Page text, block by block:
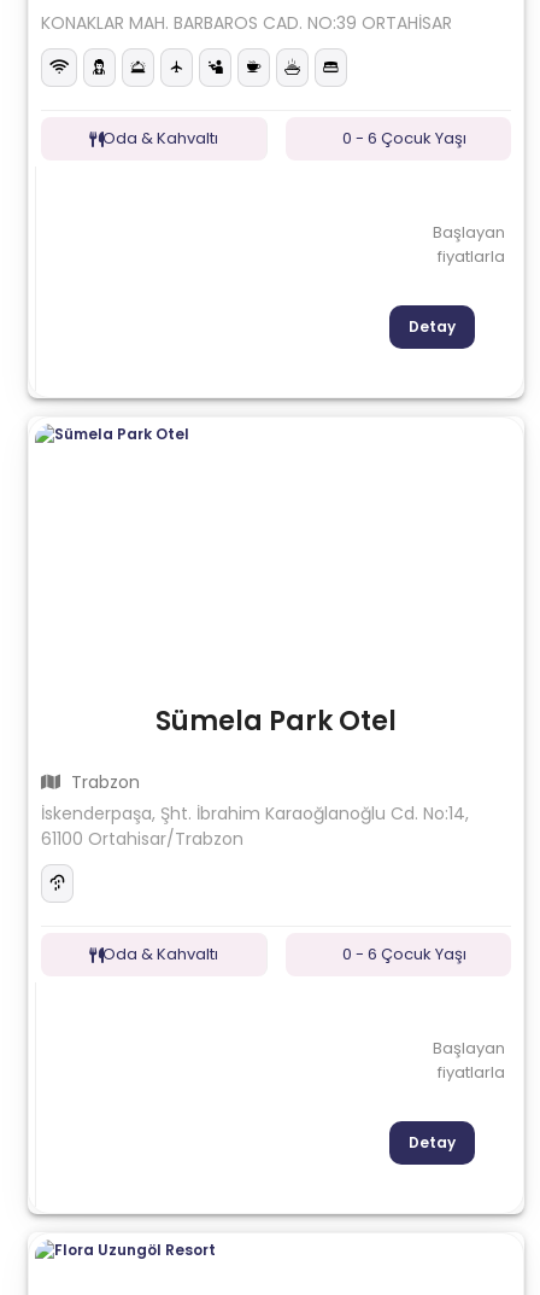
KONAKLAR MAH. BARBAROS CAD. NO:39 ORTAHİSAR
Oda & Kahvaltı 0 - 6 Çocuk Yaşı
Başlayan
fiyatlarla
Detay
Sümela Park Otel
Trabzon
İskenderpaşa, Şht. İbrahim Karaoğlanoğlu Cd. No:14,
61100 Ortahisar/Trabzon
Oda & Kahvaltı 0 - 6 Çocuk Yaşı
Başlayan
fiyatlarla
Detay